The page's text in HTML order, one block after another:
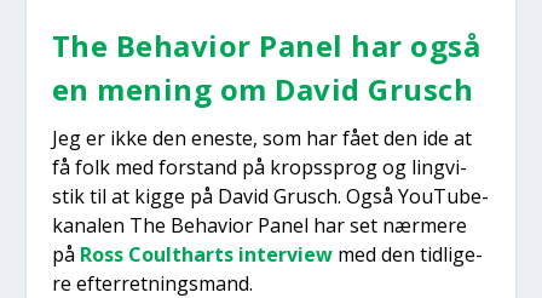
The Behavi­or Panel har også
en mening om David Grusch
Jeg er ikke den ene­ste, som har fået den ide at
få folk med for­stand på kro­p­s­sprog og ling­vi­
stik til at kig­ge på David Grusch. Også YouTu­be-
kana­len The Behavi­or Panel har set nær­me­re
på Ross Coult­harts inter­viewmed den tid­li­ge­
re efter­ret­nings­mand.